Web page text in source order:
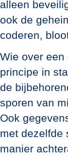
alleen
ook de
coderen,
Wie over
principe in
de
sporen van
Ook
met dezelfde
manier